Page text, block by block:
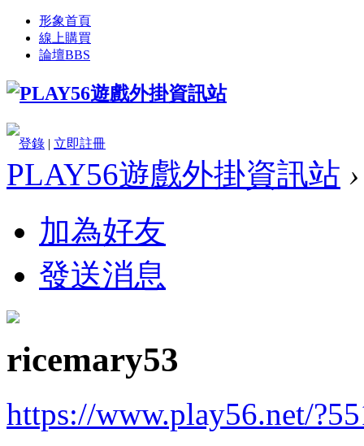
形象首頁
線上購買
論壇BBS
登錄 | 立即註冊
PLAY56遊戲外掛資訊站 ›
加為好友
發送消息
ricemary53
https://www.play56.net/